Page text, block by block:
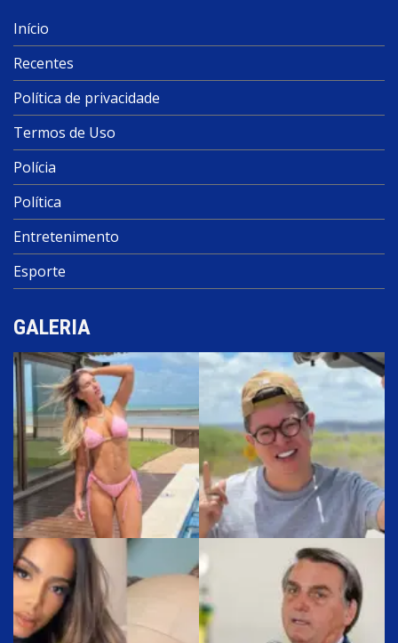
Início
Recentes
Política de privacidade
Termos de Uso
Polícia
Política
Entretenimento
Esporte
GALERIA